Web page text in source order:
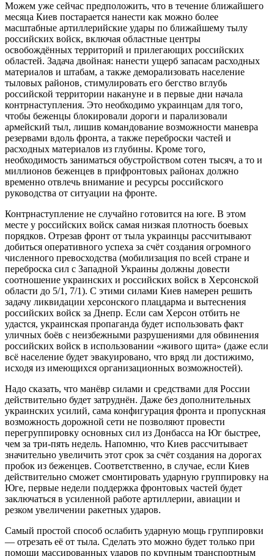
Можем уже сейчас предположить, что в течение ближайшего
месяца Киев постарается нанести как можно более
масштабные артиллерийские удары по ближайшему тылу
российских войск, включая областные центры
освобождённых территорий и прилегающих российских
областей. Задача двойная: нанести ущерб запасам расходных
материалов и штабам, а также деморализовать население
тыловых районов, стимулировать его бегство вглубь
российской территории накануне и в первые дни начала
контрнаступления. Это необходимо украинцам для того,
чтобы беженцы блокировали дороги и парализовали
армейский тыл, лишив командование возможности маневра
резервами вдоль фронта, а также переброски частей и
расходных материалов из глубины. Кроме того,
необходимость заниматься обустройством сотен тысяч, а то и
миллионов беженцев в прифронтовых районах должно
временно отвлечь внимание и ресурсы российского
руководства от ситуации на фронте.
Контрнаступление не случайно готовится на юге. В этом
месте у российских войск самая низкая плотность боевых
порядков. Отрезав фронт от тыла украинцы рассчитывают
добиться оперативного успеха за счёт создания огромного
численного превосходства (мобилизация по всей стране и
переброска сил с Западной Украины должны довести
соотношение украинских и российских войск в Херсонской
области до 5/1, 7/1). С этими силами Киев намерен решить
задачу ликвидации херсонского плацдарма и вытеснения
российских войск за Днепр. Если сам Херсон отбить не
удастся, украинская пропаганда будет использовать факт
уличных боёв с неизбежными разрушениями для обвинения
российских войск в использовании «живого щита» (даже если
всё население будет эвакуировано, что вряд ли достижимо,
исходя из имеющихся организационных возможностей).
Надо сказать, что манёвр силами и средствами для России
действительно будет затруднён. Даже без дополнительных
украинских усилий, сама конфигурация фронта и пропускная
возможность дорожной сети не позволяют провести
перегруппировку основных сил из Донбасса на Юг быстрее,
чем за три-пять недель. Напомню, что Киев рассчитывает
значительно увеличить этот срок за счёт создания на дорогах
пробок из беженцев. Соответственно, в случае, если Киев
действительно сможет смонтировать ударную группировку на
Юге, первые недели поддержка фронтовых частей будет
заключаться в усиленной работе артиллерии, авиации и
резком увеличении ракетных ударов.
Самый простой способ ослабить ударную мощь группировки
— отрезать её от тыла. Сделать это можно будет только при
помощи массированных ударов по крупным транспортным